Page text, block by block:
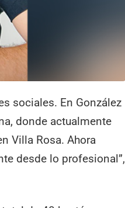
sociales. En González
donde actualmente
Villa Rosa. Ahora
desde lo profesional”,